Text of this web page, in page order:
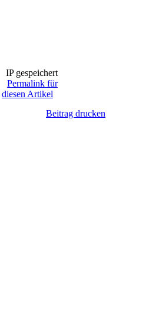
IP gespeichert
Permalink für
diesen Artikel
Beitrag drucken